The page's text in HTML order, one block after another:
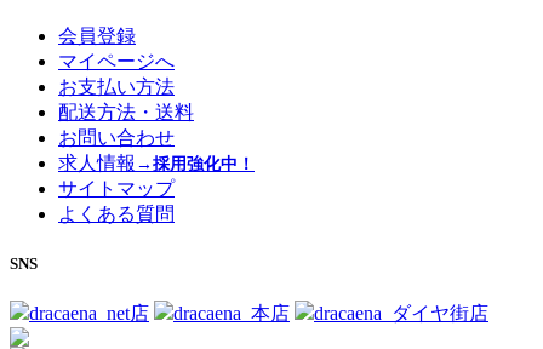
会員登録
マイページへ
お支払い方法
配送方法・送料
お問い合わせ
求人情報 →採用強化中！
サイトマップ
よくある質問
SNS
dracaena_net店 dracaena_本店 dracaena_ダイヤ街店